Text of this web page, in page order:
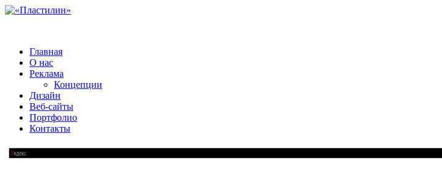
Главная
О нас
Реклама
Концепции
Дизайн
Веб-сайты
Портфолио
Контакты